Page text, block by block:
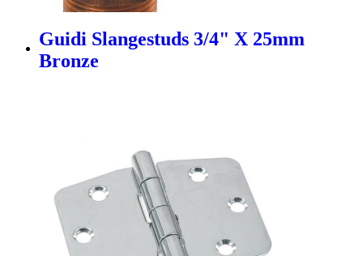
Guidi Slangestuds 3/4" X 25mm
Bronze